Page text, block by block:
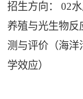
招生方向： 02
养殖与光生物反
测与评价（海洋
学效应）